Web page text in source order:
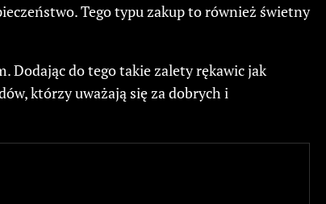
Tego typu zakup to również świetny
Dodając do tego takie zalety rękawic jak
którzy uważają się za dobrych i